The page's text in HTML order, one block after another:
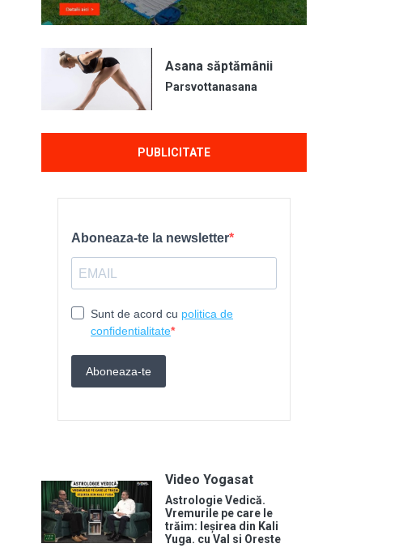
Asana săptămânii
Parsvottanasana
PUBLICITATE
Video Yogasat
Astrologie Vedică.
Vremurile pe care le
trăim: Ieșirea din Kali
Yuga. cu Val si Oreste